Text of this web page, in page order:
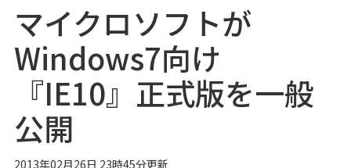
マイクロソフトが
Windows7向け
『IE10』正式版を一般
公開
2013年02月26日 23時45分更新